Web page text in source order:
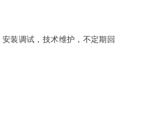
装调试，技术维护，不定期回